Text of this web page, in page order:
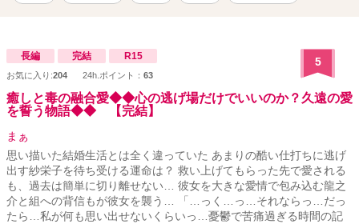
長編 完結 R15
お気に入り:204 24h.ポイント： 63
5
癒しと毒の融合愛◆◆心の逃げ場だけでいいのか？久遠の愛
を誓う物語◆◆ 【完結】
まぁ
思い描いた結婚生活とは全く違っていた あまりの酷い仕打ちに逃げ
出す紗栄子を待ち受ける運命は？ 救い上げてもらった先で愛される
も、過去は簡単に切り離せない… 彼女を大きな愛情で包み込む龍之
介と組への背信もが彼女を襲う… 「…っく…っ…それならっ…だっ
たら…私が何も思い出せないくらいっ…憂鬱で苦痛過ぎる時間の記